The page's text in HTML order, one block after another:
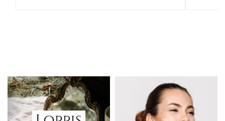
Vi skall ha loppis!
Behandlingserbjudande
februari-mars!